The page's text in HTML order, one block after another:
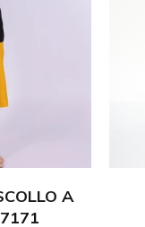
A